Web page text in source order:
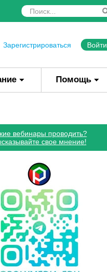
Зарегистрироваться Войти
Помощь
вебинары проводить?
свое мнение!